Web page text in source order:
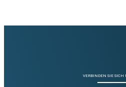
VERBINDEN SIE